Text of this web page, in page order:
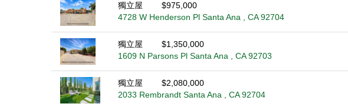
獨立屋
$975,000
4728 W Henderson Pl Santa Ana , CA 92704
獨立屋
$1,350,000
1609 N Parsons Pl Santa Ana , CA 92703
獨立屋
$2,080,000
2033 Rembrandt Santa Ana , CA 92704